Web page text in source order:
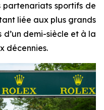
partenariats sportifs de
liée aux plus grands
d’un demi-siècle et à la
décennies.